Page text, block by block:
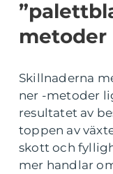
metoder
Skillnaderna
ner -metoder
resultatet av
toppen av
skott och
mer handlar